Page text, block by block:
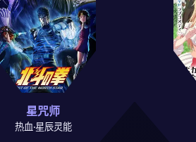
星咒师
热血·星辰灵能